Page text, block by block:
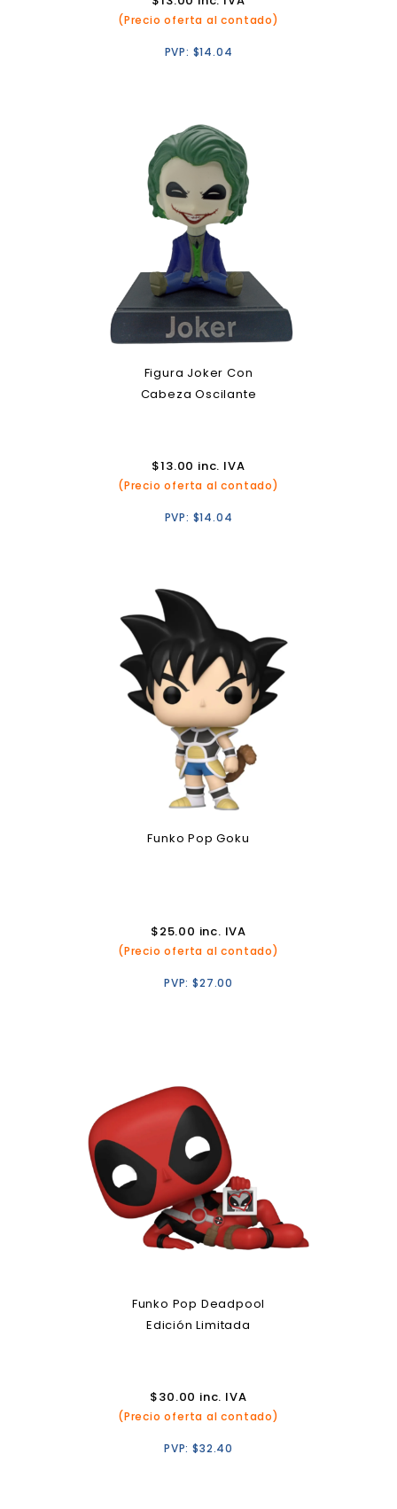
(Precio oferta al contado)
PVP: $14.04
Figura Joker Con
Cabeza Oscilante
$13.00 inc. IVA
(Precio oferta al contado)
PVP: $14.04
Funko Pop Goku
$25.00 inc. IVA
(Precio oferta al contado)
PVP:$27.00
Funko Pop Deadpool
Edición Limitada
$30.00 inc. IVA
(Precio oferta al contado)
PVP:$32.40